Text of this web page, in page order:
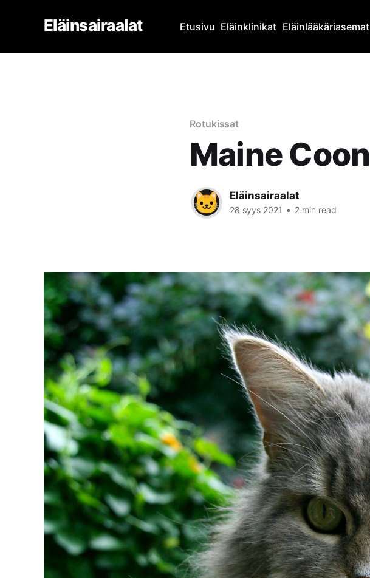
Eläinsairaalat Etusivu Eläinklinikat Eläinlääkäriasemat
Rotukissat
Maine Coon
Eläinsairaalat
28 syys 2021 • 2 min read